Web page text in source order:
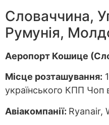
Словаччина,
Румунія,
Аеропорт Кошице
Місце розташування:
українського КПП Чоп
Авіакомпанії: Ryanair,